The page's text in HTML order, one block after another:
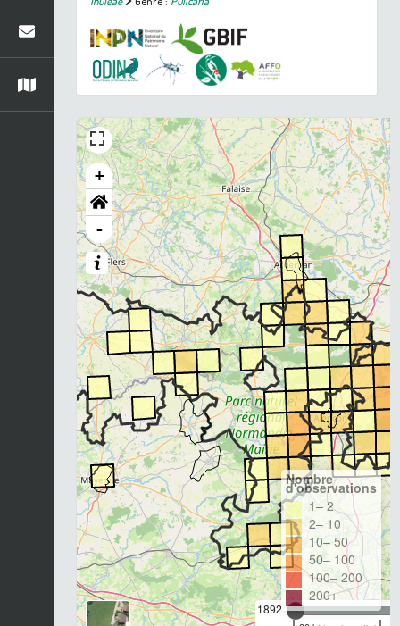
+
-
1892
Nombre
d'observations
1– 2
2– 10
10– 50
50– 100
100– 200
200+